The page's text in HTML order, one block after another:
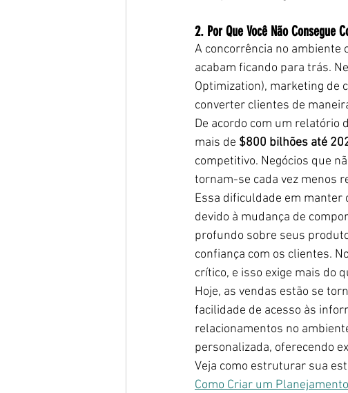
2. Por Que Você Não Consegue
A concorrência no ambiente
acabam ficando para trás.
Optimization), marketing de
converter clientes de
De acordo com um relatório
mais de $800 bilhões até
competitivo. Negócios que
tornam-se cada vez menos
Essa dificuldade em manter
devido à mudança de
profundo sobre seus
confiança com os clientes.
crítico, e isso exige mais do
Hoje, as vendas estão se
facilidade de acesso às
relacionamentos no
personalizada, oferecendo
Veja como estruturar sua
Como Criar um